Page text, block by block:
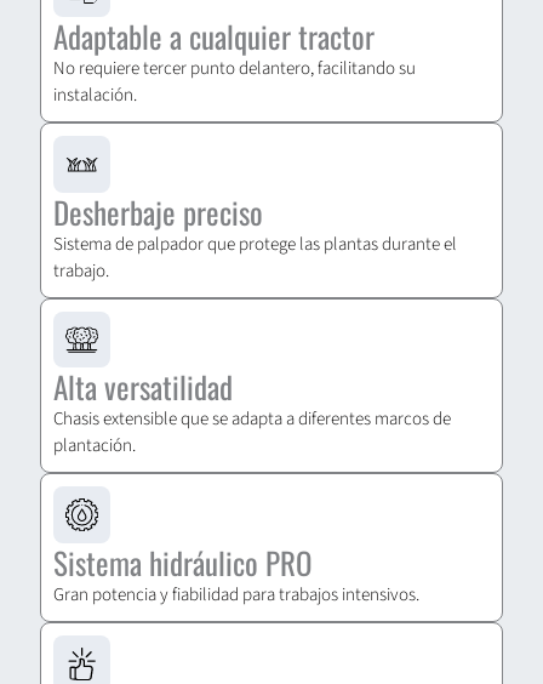
Adaptable a cualquier tractor
No requiere tercer punto delantero, facilitando su
instalación.
Desherbaje preciso
Sistema de palpador que protege las plantas durante el
trabajo.
Alta versatilidad
Chasis extensible que se adapta a diferentes marcos de
plantación.
Sistema hidráulico PRO
Gran potencia y fiabilidad para trabajos intensivos.